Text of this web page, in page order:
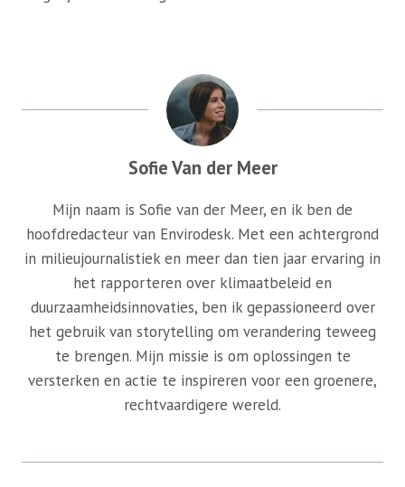
Sofie Van der Meer
Mijn naam is Sofie van der Meer, en ik ben de
hoofdredacteur van Envirodesk. Met een achtergrond
in milieujournalistiek en meer dan tien jaar ervaring in
het rapporteren over klimaatbeleid en
duurzaamheidsinnovaties, ben ik gepassioneerd over
het gebruik van storytelling om verandering teweeg
te brengen. Mijn missie is om oplossingen te
versterken en actie te inspireren voor een groenere,
rechtvaardigere wereld.